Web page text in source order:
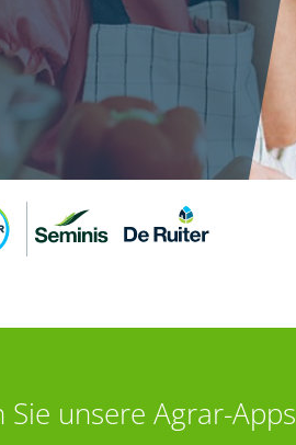
Sie unsere Agrar-Apps